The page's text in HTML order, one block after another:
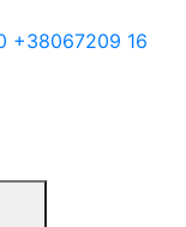
+38067209 16